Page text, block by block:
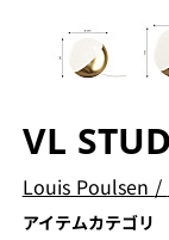
VL
Louis Poulsen /
アイテムカテゴリ